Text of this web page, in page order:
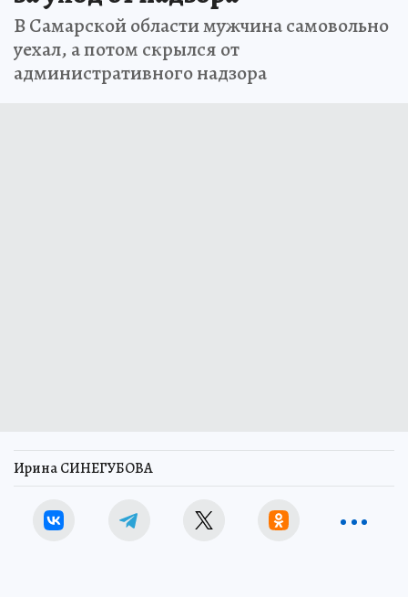
В Самарской области мужчина самовольно
уехал, а потом скрылся от
административного надзора
Ирина СИНЕГУБОВА